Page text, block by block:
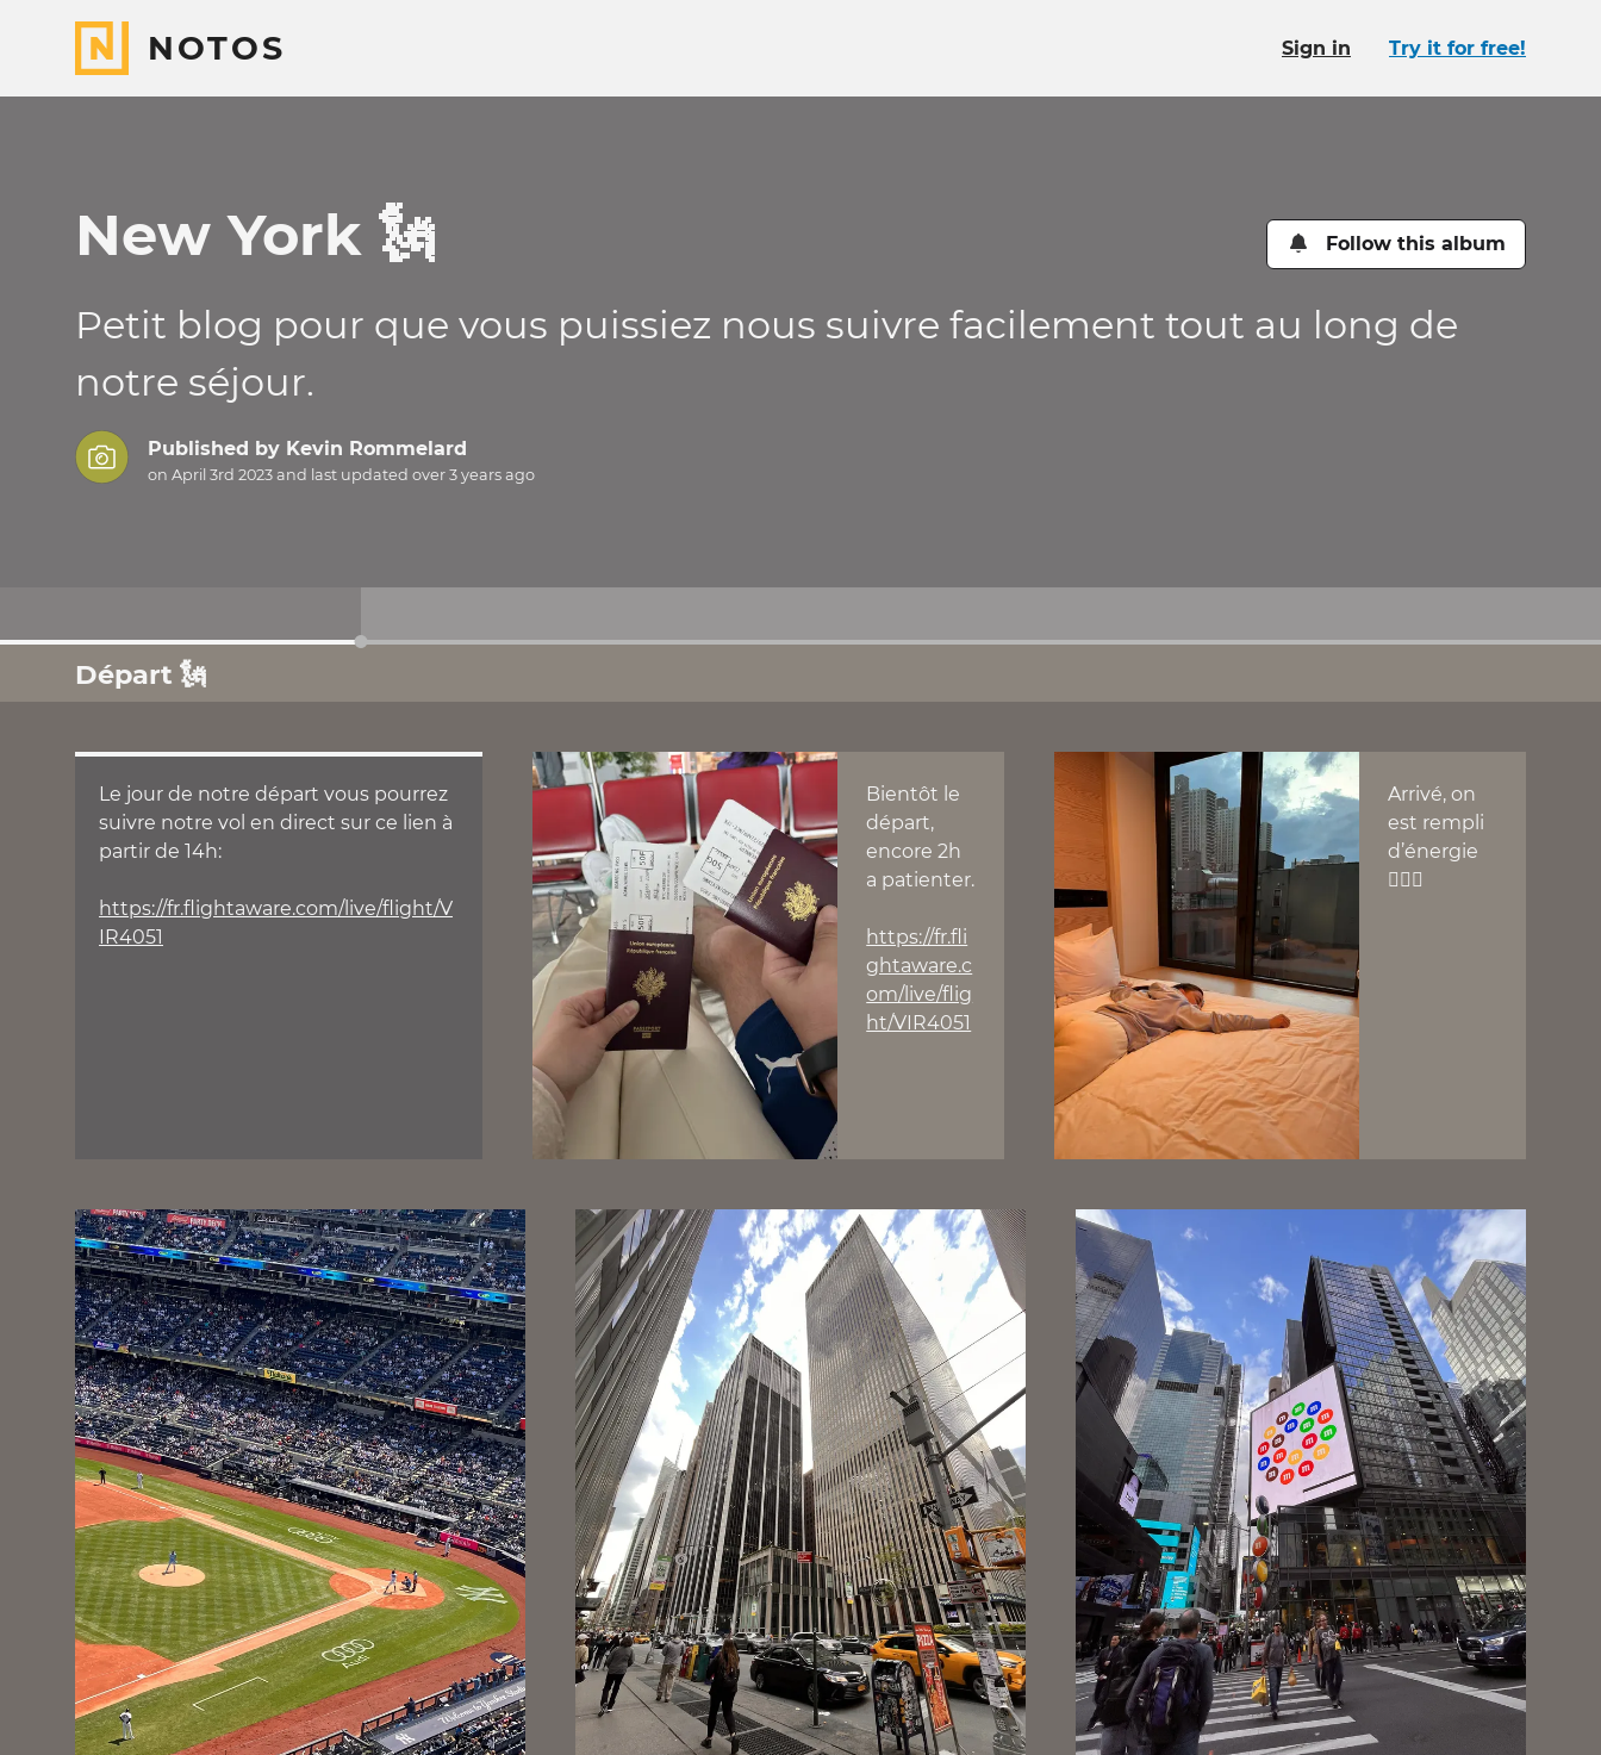
NOTOS Sign in Try it for free!
New York 🗽 Follow this album
Petit blog pour que vous puissiez nous suivre facilement tout au long de
notre séjour.
Published by Kevin Rommelard
on April 3rd 2023 and last updated over 3 yearsago
Départ 🗽
Le jour de notre départ vous pourrez
suivre notre vol en direct sur ce lien à
partir de 14h:
https://fr.flightaware.com/live/flight/V
IR4051
Bientôt le
départ,
encore 2h
a patienter.
https://fr.fli
ghtaware.c
om/live/flig
ht/VIR4051
Arrivé, on
est rempli
d’énergie
👍🏻🔥